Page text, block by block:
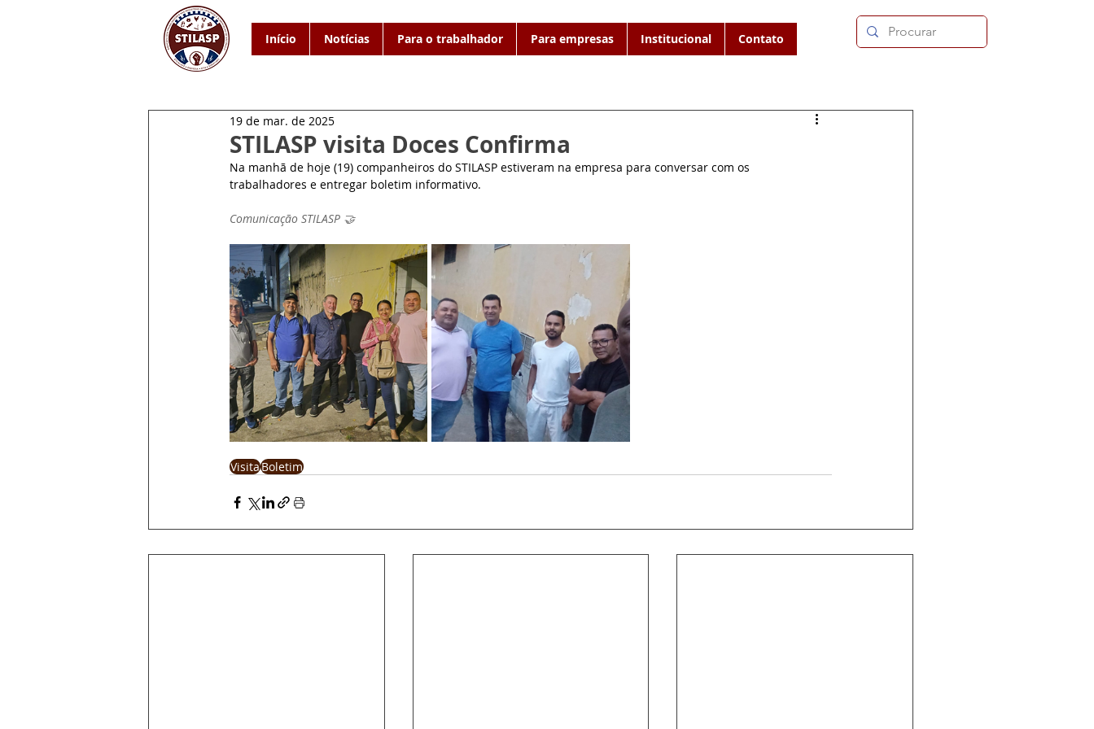
Início Notícias Para o trabalhador Para empresas Institucional Contato
STILASP visita Doces Confirma
19 de mar. de 2025
Na manhã de hoje (19) companheiros do STILASP estiveram na empresa para conversar com os
trabalhadores e entregar boletim informativo.
Comunicação STILASP 🤝
VisitaBoletim